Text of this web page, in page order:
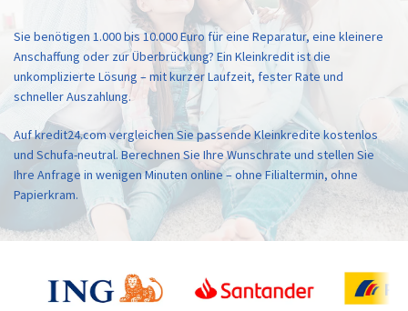
Sie benötigen 1.000 bis 10.000 Euro für eine Reparatur, eine kleinere
Anschaffung oder zur Überbrückung? Ein Kleinkredit ist die
unkomplizierte Lösung – mit kurzer Laufzeit, fester Rate und
schneller Auszahlung.
Auf kredit24.com vergleichen Sie passende Kleinkredite kostenlos
und Schufa-neutral. Berechnen Sie Ihre Wunschrate und stellen Sie
Ihre Anfrage in wenigen Minuten online – ohne Filialtermin, ohne
Papierkram.